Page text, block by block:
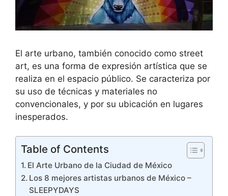
El arte urbano, también conocido como street
art, es una forma de expresión artística que se
realiza en el espacio público. Se caracteriza por
su uso de técnicas y materiales no
convencionales, y por su ubicación en lugares
inesperados.
Table of Contents
El Arte Urbano de la Ciudad de México
Los 8 mejores artistas urbanos de México –
SLEEPYDAYS